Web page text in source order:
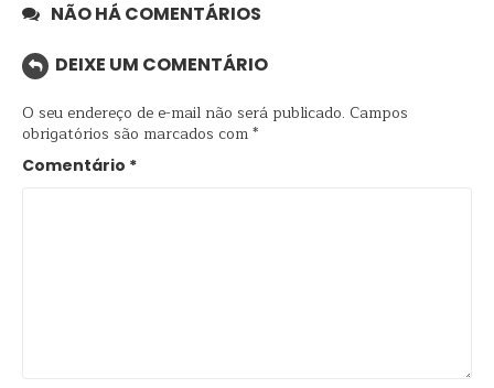
NÃO HÁ COMENTÁRIOS
DEIXE UM COMENTÁRIO
O seu endereço de e-mail não será publicado. Campos
obrigatórios são marcados com*
Comentário *